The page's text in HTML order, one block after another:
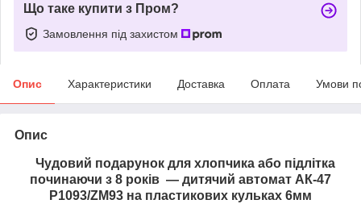
Що таке купити з Пром?
Замовлення під захистом
Опис Характеристики Доставка Оплата Умови
Опис
Чудовий подарунок для хлопчика або підлітка
починаючи з 8 років — дитячий автомат АК-47
P1093/ZM93 на пластикових кульках 6мм